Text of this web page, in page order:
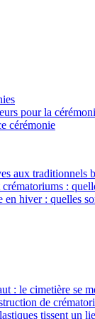
pour la
cérémonie
aux traditionnels
:
en hiver : quelles
: le cimetière se
de
tissent un